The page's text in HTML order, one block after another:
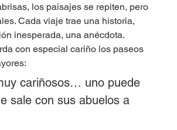
los paisajes se repiten, pero
Cada viaje trae una historia,
inesperada, una anécdota.
con especial cariño los paseos
cariñosos… uno puede
sale con sus abuelos a